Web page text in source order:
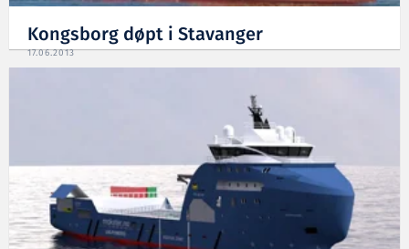
Kongsborg døpt i Stavanger
17.06.2013